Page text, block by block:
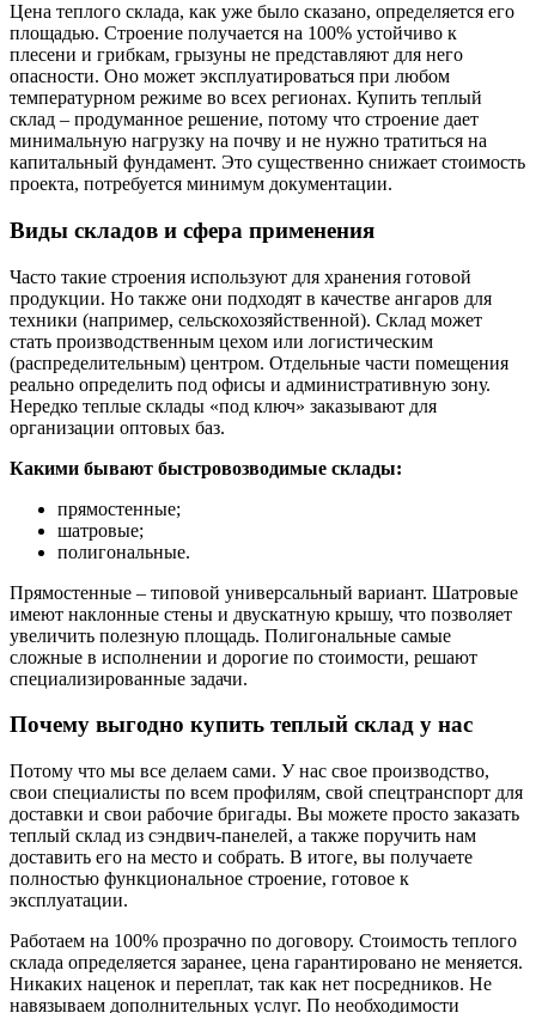
Цена теплого склада, как уже было сказано, определяется его
площадью. Строение получается на 100% устойчиво к
плесени и грибкам, грызуны не представляют для него
опасности. Оно может эксплуатироваться при любом
температурном режиме во всех регионах. Купить теплый
склад – продуманное решение, потому что строение дает
минимальную нагрузку на почву и не нужно тратиться на
капитальный фундамент. Это существенно снижает стоимость
проекта, потребуется минимум документации.
Виды складов и сфера применения
Часто такие строения используют для хранения готовой
продукции. Но также они подходят в качестве ангаров для
техники (например, сельскохозяйственной). Склад может
стать производственным цехом или логистическим
(распределительным) центром. Отдельные части помещения
реально определить под офисы и административную зону.
Нередко теплые склады «под ключ» заказывают для
организации оптовых баз.
Какими бывают быстровозводимые склады:
прямостенные;
шатровые;
полигональные.
Прямостенные – типовой универсальный вариант. Шатровые
имеют наклонные стены и двускатную крышу, что позволяет
увеличить полезную площадь. Полигональные самые
сложные в исполнении и дорогие по стоимости, решают
специализированные задачи.
Почему выгодно купить теплый склад у нас
Потому что мы все делаем сами. У нас свое производство,
свои специалисты по всем профилям, свой спецтранспорт для
доставки и свои рабочие бригады. Вы можете просто заказать
теплый склад из сэндвич-панелей, а также поручить нам
доставить его на место и собрать. В итоге, вы получаете
полностью функциональное строение, готовое к
эксплуатации.
Работаем на 100% прозрачно по договору. Стоимость теплого
склада определяется заранее, цена гарантировано не меняется.
Никаких наценок и переплат, так как нет посредников. Не
навязываем дополнительных услуг. По необходимости